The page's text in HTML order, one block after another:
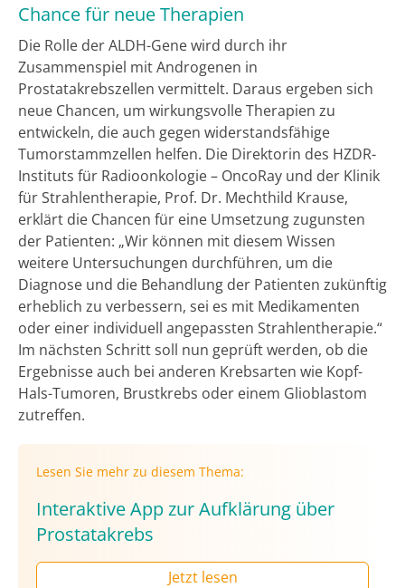
Chance für neue Therapien
Die Rolle der ALDH-Gene wird durch ihr
Zusammenspiel mit Androgenen in
Prostatakrebszellen vermittelt. Daraus ergeben sich
neue Chancen, um wirkungsvolle Therapien zu
entwickeln, die auch gegen widerstandsfähige
Tumorstammzellen helfen. Die Direktorin des HZDR-
Instituts für Radioonkologie – OncoRay und der Klinik
für Strahlentherapie, Prof. Dr. Mechthild Krause,
erklärt die Chancen für eine Umsetzung zugunsten
der Patienten: „Wir können mit diesem Wissen
weitere Untersuchungen durchführen, um die
Diagnose und die Behandlung der Patienten zukünftig
erheblich zu verbessern, sei es mit Medikamenten
oder einer individuell angepassten Strahlentherapie.“
Im nächsten Schritt soll nun geprüft werden, ob die
Ergebnisse auch bei anderen Krebsarten wie Kopf-
Hals-Tumoren, Brustkrebs oder einem Glioblastom
zutreffen.
Lesen Sie mehr zu diesem Thema:
Interaktive App zur Aufklärung über
Prostatakrebs
Jetzt lesen